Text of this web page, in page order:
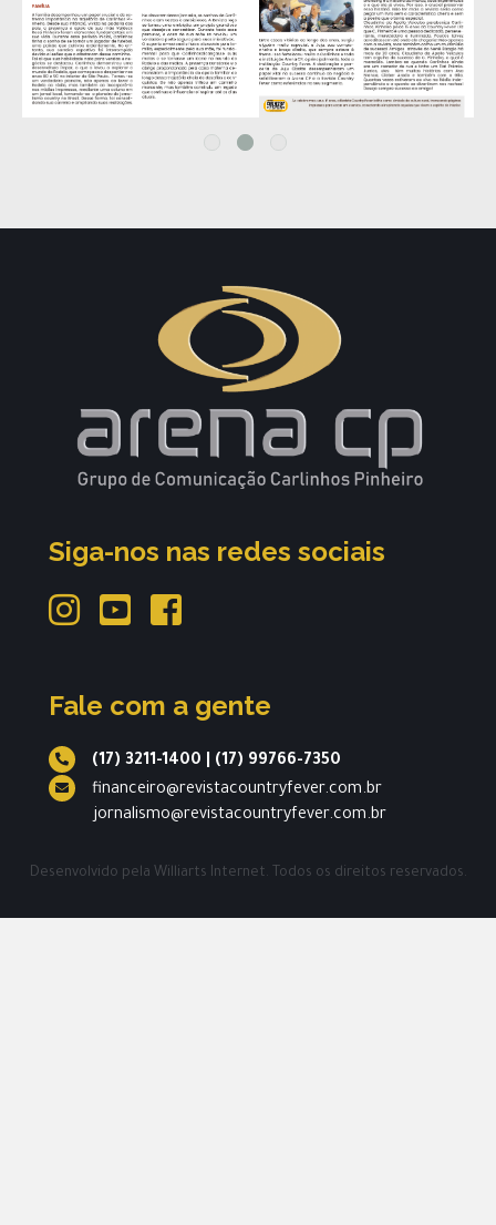
Siga-nos nas redes sociais
Fale com a gente
(17) 3211-1400
(17) 99766-7350
financeiro@revistacountryfever.com.br
jornalismo@revistacountryfever.com.br
Desenvolvido pela Williarts Internet. Todos os direitos reservados.